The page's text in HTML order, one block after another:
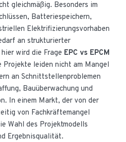
gleichmäßig. Besonders im
Batteriespeichern,
Elektrifizierungsvorhaben
an strukturierter
wird die Frage EPC vs EPCM
leiden nicht am Mangel
an Schnittstellenproblemen
Bauüberwachung und
In einem Markt, der von der
von Fachkräftemangel
Wahl des Projektmodells
Ergebnisqualität.